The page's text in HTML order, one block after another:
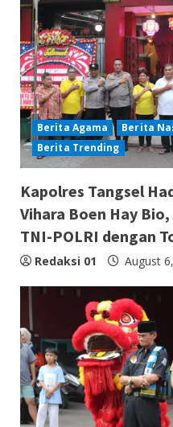
Berita Agama Berita
Berita Trending
Kapolres Tangsel
Vihara Boen Hay
TNI-POLRI dengan
Redaksi 01 August